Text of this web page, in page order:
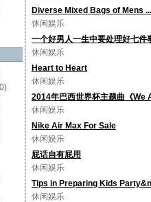
Diverse Mixed Bags of Mens ...
休闲娱乐
一个好男人一生中要处理好七件
休闲娱乐
Heart to Heart
休闲娱乐
2014年巴西世界杯主题曲《We
休闲娱乐
Nike Air Max For Sale
休闲娱乐
屁话自有屁用
休闲娱乐
Tips in Preparing Kids
休闲娱乐